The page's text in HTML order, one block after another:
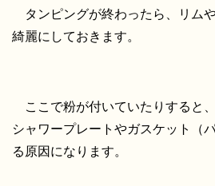
タンピングが終わったら、リム
綺麗にしておきます。
ここで粉が付いていたりすると
シャワープレートやガスケット（
る原因になります。